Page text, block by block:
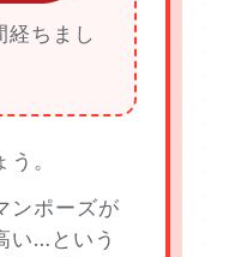
経ちまし
。
ンポーズが
い…という